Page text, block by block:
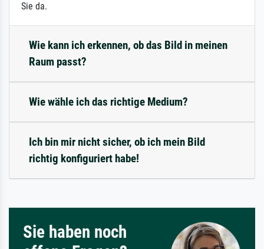
Sie da.
Wie kann ich erkennen, ob das Bild in meinen
Raum passt?
Wie wähle ich das richtige Medium?
Ich bin mir nicht sicher, ob ich mein Bild
richtig konfiguriert habe!
Sie haben noch